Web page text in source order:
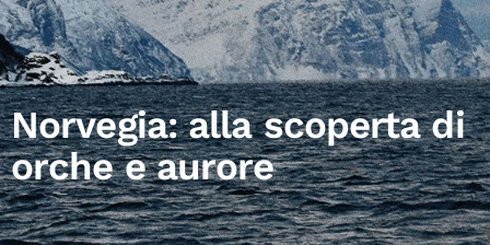
Norvegia: alla scoperta di
orche e aurore